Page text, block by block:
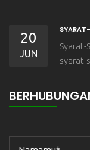
20
JUN
syarat-